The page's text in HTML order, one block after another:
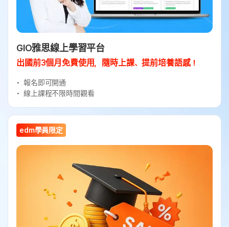
GIO雅思線上學習平台
出國前3個月免費使用，隨時上課、提前培養語感！
報名即可開通
線上課程不限時間觀看
edm學員限定